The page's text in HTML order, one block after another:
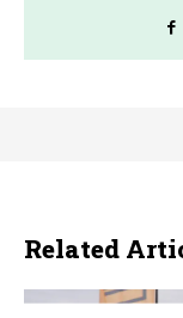
Related